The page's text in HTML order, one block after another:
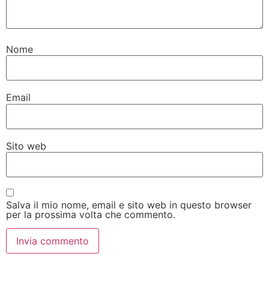
Nome
Email
Sito web
Salva il mio nome, email e sito web in questo browser
per la prossima volta che commento.